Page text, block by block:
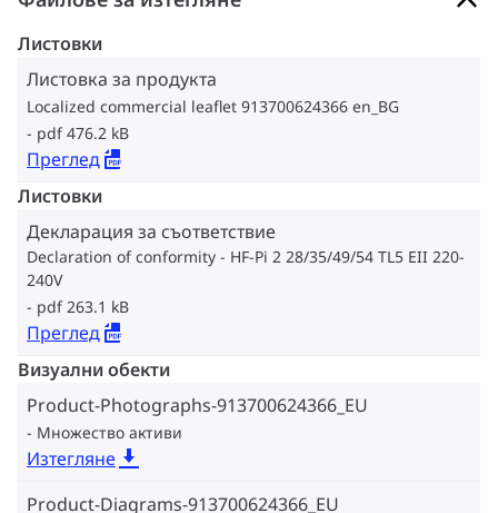
Листовки
Листовка за продукта
Localized commercial leaflet 913700624366 en_BG
pdf 476.2 kB
Преглед
Листовки
Декларация за съответствие
Declaration of conformity - HF-Pi 2 28/35/49/54 TL5 EII 220-
240V
pdf 263.1 kB
Преглед
Визуални обекти
Product-Photographs-913700624366_EU
Множество активи
Изтегляне
Product-Diagrams-913700624366_EU